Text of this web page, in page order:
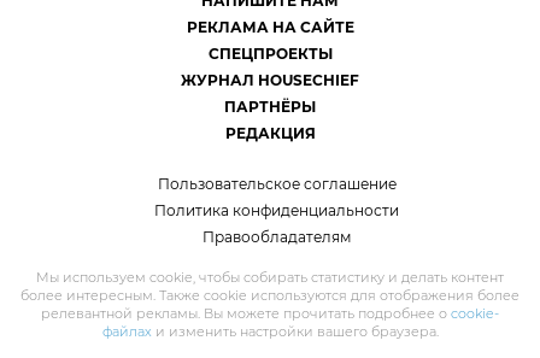
РЕКЛАМА НА САЙТЕ
СПЕЦПРОЕКТЫ
ЖУРНАЛ HOUSECHIEF
ПАРТНЁРЫ
РЕДАКЦИЯ
Пользовательское соглашение
Политика конфиденциальности
Правообладателям
Мы используем cookie, чтобы собирать статистику и делать контент
более интересным. Также cookie используются для отображения более
релевантной рекламы. Вы можете прочитать подробнее о cookie-
файлахи изменить настройки вашего браузера.